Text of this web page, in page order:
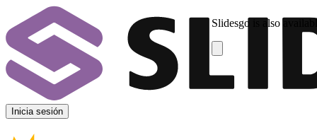
Slidesgo is also
Inicia sesión